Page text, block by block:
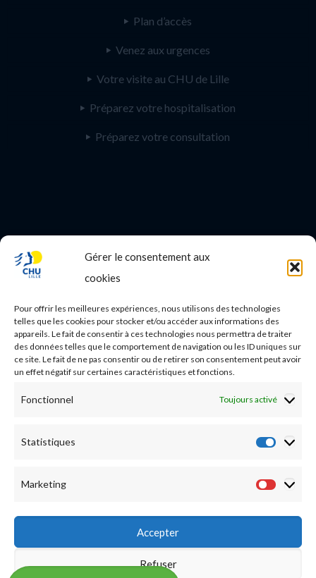
Gérer le consentement aux
cookies
Pour offrir les meilleures expériences, nous utilisons des technologies
telles que les cookies pour stocker et/ou accéder aux informations des
appareils. Le fait de consentir à ces technologies nous permettra de traiter
des données telles que le comportement de navigation ou les ID uniques sur
ce site. Le fait de ne pas consentir ou de retirer son consentement peut avoir
un effet négatif sur certaines caractéristiques et fonctions.
Fonctionnel Toujours activé
Statistiques
Marketing
Accepter
Refuser
Plan d’accès
Venez aux urgences
Votre visite au CHU de Lille
Préparez votre hospitalisation
Préparez votre consultation
PROFESSIONNEL DE SANTE
Nos essais cliniques
Ecoles paramédicales
Mentions légales